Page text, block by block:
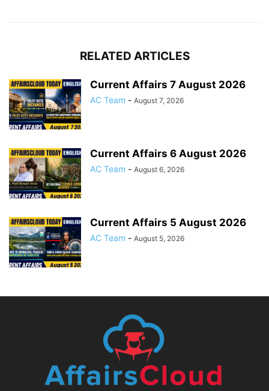
RELATED ARTICLES
Current Affairs 7 August 2026
AC Team - August 7, 2026
Current Affairs 6 August 2026
AC Team - August 6, 2026
Current Affairs 5 August 2026
AC Team - August 5, 2026